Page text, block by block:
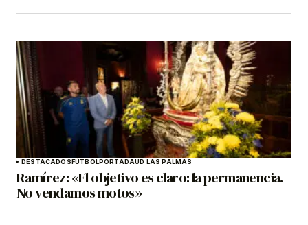
DESTACADOSFÚTBOLPORTADAUD LAS PALMAS
Ramírez: «El objetivo es claro: la permanencia.
No vendamos motos»